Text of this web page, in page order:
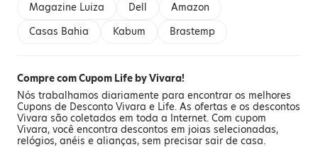
Magazine Luiza Dell
Amazon
Casas Bahia
Kabum Brastemp
Compre com Cupom Life by Vivara!
Nós trabalhamos diariamente para encontrar os melhores
Cupons de Desconto Vivara e Life. As ofertas e os descontos
Vivara são coletados em toda a Internet. Com cupom
Vivara, você encontra descontos em joias selecionadas,
relógios, anéis e alianças, sem precisar sair de casa.